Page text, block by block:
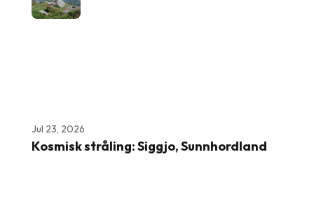
Jul 23, 2026
Kosmisk stråling: Siggjo, Sunnhordland